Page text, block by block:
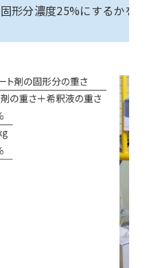
形分濃度25%にするかを